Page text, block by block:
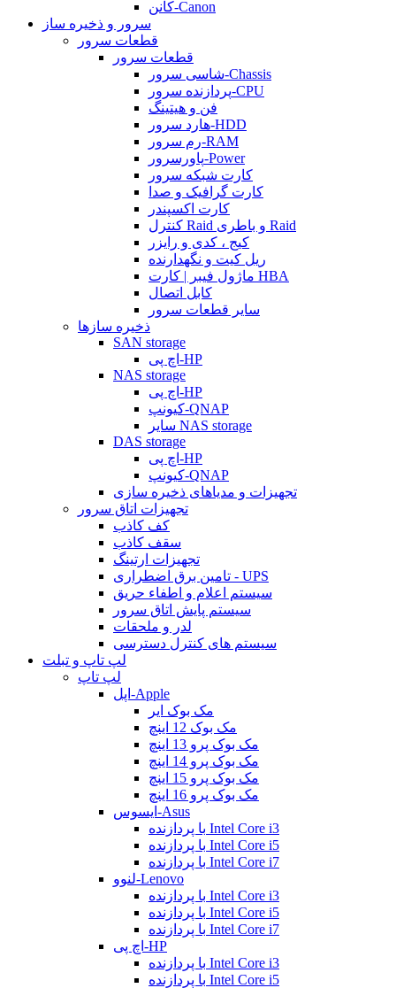
کانن-Canon
سرور و ذخیره ساز
قطعات سرور
قطعات سرور
شاسی سرور-Chassis
پردازنده سرور-CPU
فن و هیتینگ
هارد سرور-HDD
رم سرور-RAM
پاورسرور-Power
کارت شبکه سرور
کارت گرافیک و صدا
کارت اکسپندر
کنترل Raid و باطری Raid
کیج ، کدی و رایزر
ریل کیت و نگهدارنده
ماژول فیبر | کارت HBA
کابل اتصال
سایر قطعات سرور
ذخیره سازها
SAN storage
اچ پی-HP
NAS storage
اچ پی-HP
کیونپ-QNAP
سایر NAS storage
DAS storage
اچ پی-HP
کیونپ-QNAP
تجهیزات و مدیاهای ذخیره سازی
تجهیزات اتاق سرور
کف کاذب
سقف کاذب
تجهیزات ارتینگ
تامین برق اضطراری - UPS
سیستم اعلام و اطفاء حریق
سیستم پایش اتاق سرور
لدر و ملحقات
سیستم های کنترل دسترسی
لپ تاپ و تبلت
لپ تاپ
اپل-Apple
مک بوک ایر
مک بوک 12 اینچ
مک بوک پرو 13 اینچ
مک بوک پرو 14 اینچ
مک بوک پرو 15 اینچ
مک بوک پرو 16 اینچ
ایسوس-Asus
با پردازنده Intel Core i3
با پردازنده Intel Core i5
با پردازنده Intel Core i7
لنوو-Lenovo
با پردازنده Intel Core i3
با پردازنده Intel Core i5
با پردازنده Intel Core i7
اچ پی-HP
با پردازنده Intel Core i3
با پردازنده Intel Core i5